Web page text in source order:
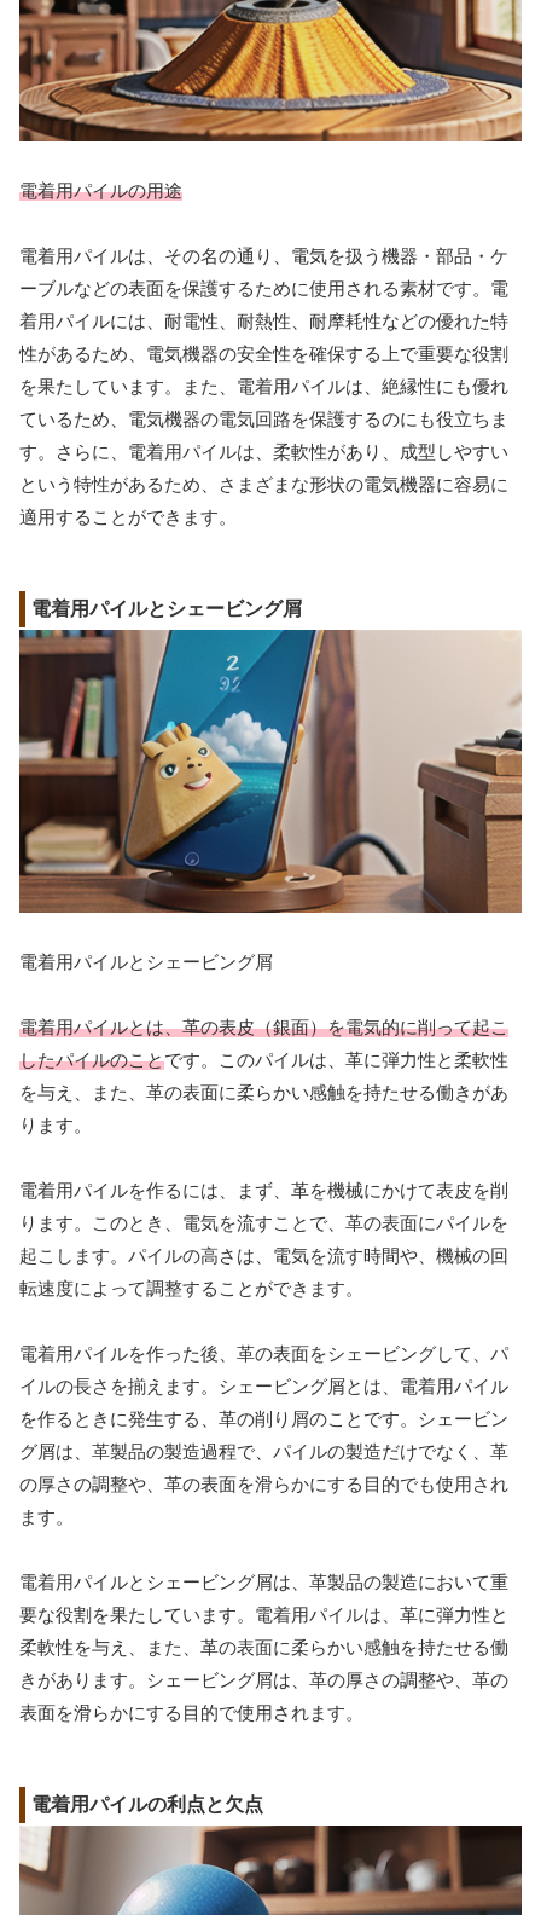
電着用パイルの用途
電着用パイルは、その名の通り、電気を扱う機器・部品・ケ
ーブルなどの表面を保護するために使用される素材です。電
着用パイルには、耐電性、耐熱性、耐摩耗性などの優れた特
性があるため、電気機器の安全性を確保する上で重要な役割
を果たしています。また、電着用パイルは、絶縁性にも優れ
ているため、電気機器の電気回路を保護するのにも役立ちま
す。さらに、電着用パイルは、柔軟性があり、成型しやすい
という特性があるため、さまざまな形状の電気機器に容易に
適用することができます。
電着用パイルとシェービング屑
電着用パイルとシェービング屑
電着用パイルとは、革の表皮（銀面）を電気的に削って起こ
したパイルのことです。このパイルは、革に弾力性と柔軟性
を与え、また、革の表面に柔らかい感触を持たせる働きがあ
ります。
電着用パイルを作るには、まず、革を機械にかけて表皮を削
ります。このとき、電気を流すことで、革の表面にパイルを
起こします。パイルの高さは、電気を流す時間や、機械の回
転速度によって調整することができます。
電着用パイルを作った後、革の表面をシェービングして、パ
イルの長さを揃えます。シェービング屑とは、電着用パイル
を作るときに発生する、革の削り屑のことです。シェービン
グ屑は、革製品の製造過程で、パイルの製造だけでなく、革
の厚さの調整や、革の表面を滑らかにする目的でも使用され
ます。
電着用パイルとシェービング屑は、革製品の製造において重
要な役割を果たしています。電着用パイルは、革に弾力性と
柔軟性を与え、また、革の表面に柔らかい感触を持たせる働
きがあります。シェービング屑は、革の厚さの調整や、革の
表面を滑らかにする目的で使用されます。
電着用パイルの利点と欠点